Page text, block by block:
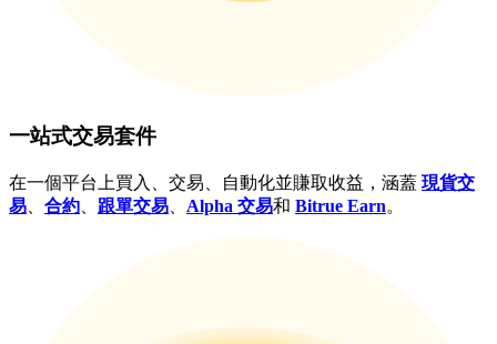
Crypto World Cup 2026: Grand Finale
77,777+3k Rewards
一站式交易套件
在一個平台上買入、交易、自動化並賺取收益，涵蓋 現貨交
易
合約 跟單交易 Alpha 交易和 Bitrue Earn。